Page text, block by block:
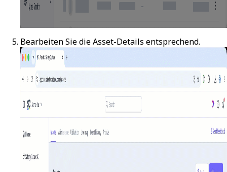
Bearbeiten Sie die Asset-Details entsprechend.